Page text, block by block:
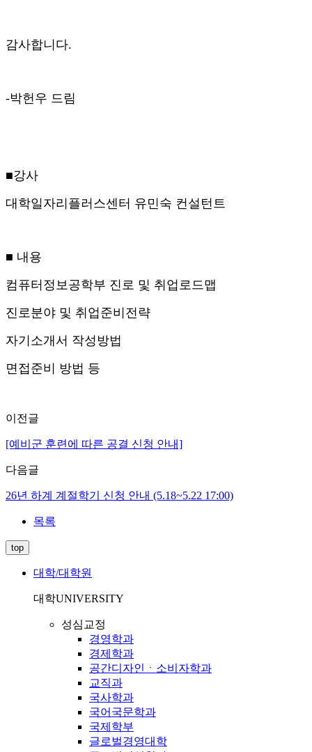
감사합니다.
-박헌우 드림
■강사
대학일자리플러스센터 유민숙 컨설턴트
■ 내용
컴퓨터정보공학부 진로 및 취업로드맵
진로분야 및 취업준비전략
자기소개서 작성방법
면접준비 방법 등
이전글
[예비군 훈련에 따른 공결 신청 안내]
다음글
26년 하계 계절학기 신청 안내 (5.18~5.22 17:00)
목록
top
대학/대학원
대학UNIVERSITY
성심교정
경영학과
경제학과
공간디자인ㆍ소비자학과
교직과
국사학과
국어국문학과
국제학부
글로벌경영대학